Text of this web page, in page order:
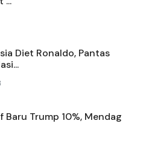
Diet Ronaldo, Pantas
Baru Trump 10%, Mendag